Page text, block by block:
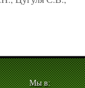
Мы в: